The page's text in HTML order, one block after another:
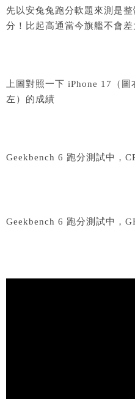
先以安兔兔跑分軟題來測是
分！比起高通當今旗艦不會差
上圖對照一下 iPhone 17（
左）的成績
Geekbench 6 跑分測試中，
Geekbench 6 跑分測試中，